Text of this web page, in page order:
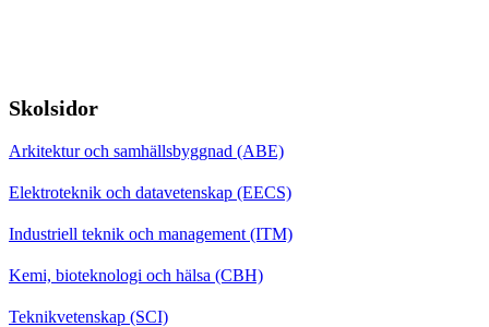
Skolsidor
Arkitektur och samhällsbyggnad (ABE)
Elektroteknik och datavetenskap (EECS)
Industriell teknik och management (ITM)
Kemi, bioteknologi och hälsa (CBH)
Teknikvetenskap (SCI)